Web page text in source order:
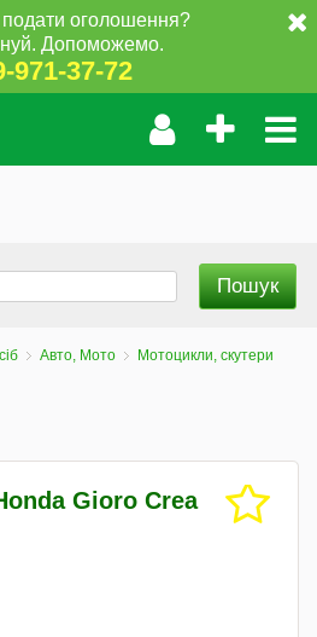
оголошення?
Допоможемо.
971-37-72
Авто, Мото Мотоцикли, скутери
Gioro Crea